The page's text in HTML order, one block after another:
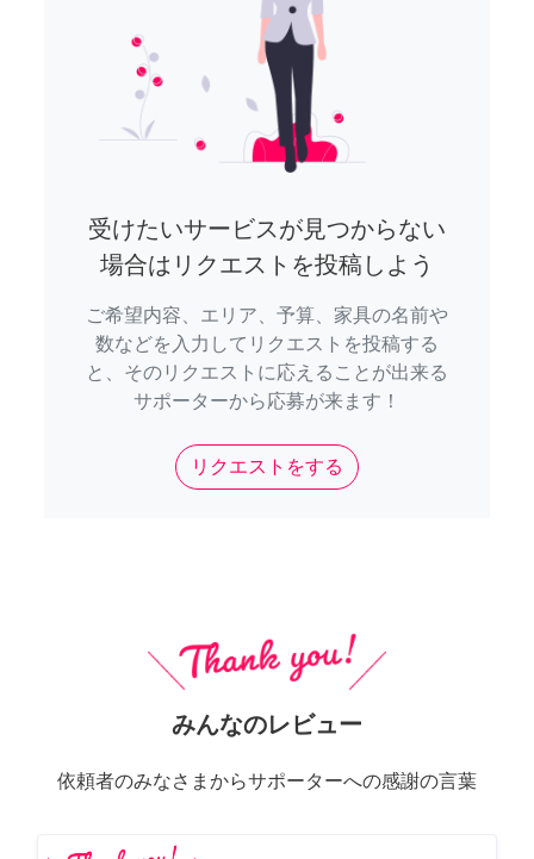
受けたいサービスが見つからない
場合はリクエストを投稿しよう
ご希望内容、エリア、予算、家具の名前や
数などを入力してリクエストを投稿する
と、そのリクエストに応えることが出来る
サポーターから応募が来ます！
リクエストをする
みんなのレビュー
依頼者のみなさまからサポーターへの感謝の言葉